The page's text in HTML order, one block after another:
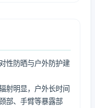
性防晒与户外防护建
射明显，户外长时间
部、手臂等暴露部